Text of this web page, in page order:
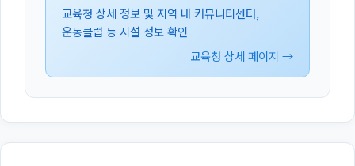
교육청 상세 정보 및 지역 내 커뮤니티센터,
운동클럽 등 시설 정보 확인
교육청 상세 페이지 →